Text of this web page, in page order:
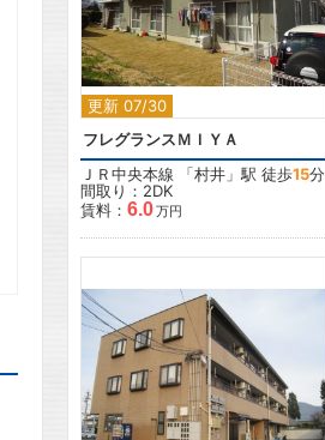
更新 07/30
2
フレグランスＭＩＹＡ
ＪＲ中央本線 「村井 」駅 徒歩15分
間取り：2DK
賃料： 6.0万円
2